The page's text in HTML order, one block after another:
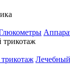
трикотаж